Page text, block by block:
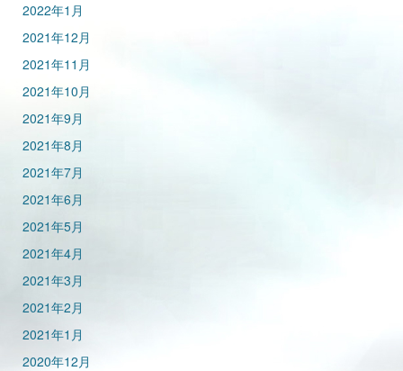
2022年1月
2021年12月
2021年11月
2021年10月
2021年9月
2021年8月
2021年7月
2021年6月
2021年5月
2021年4月
2021年3月
2021年2月
2021年1月
2020年12月